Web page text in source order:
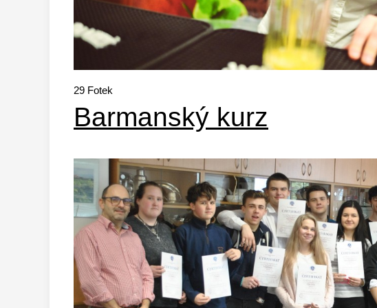
29 Fotek
Barmanský kurz